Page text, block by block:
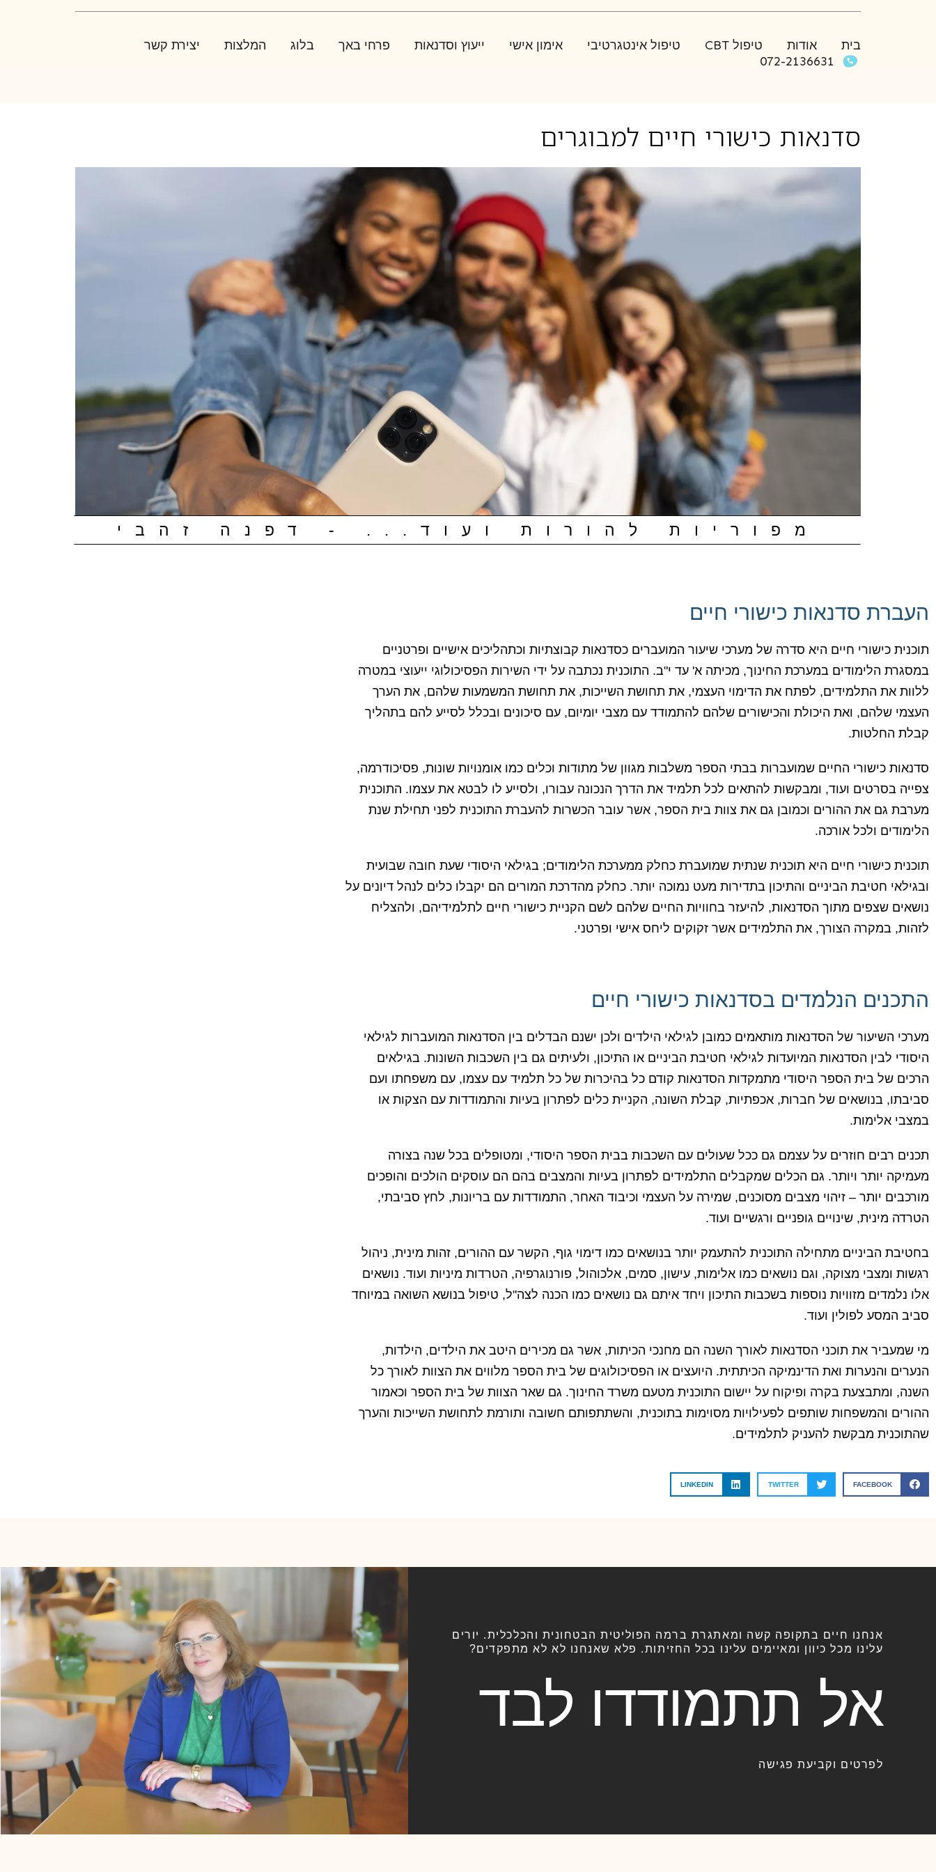
בית אודות טיפול CBT טיפול אינטגרטיבי אימון אישי ייעוץ וסדנאות פרחי באך בלוג המלצות
יצירת קשר
072-2136631
סדנאות כישורי חיים למבוגרים
מפוריות להורות ועוד... - דפנה זהבי
העברת סדנאות כישורי חיים
תוכנית כישורי חיים היא סדרה של מערכי שיעור המועברים כסדנאות קבוצתיות וכתהליכים אישיים ופרטניים
במסגרת הלימודים במערכת החינוך, מכיתה א' עד י"ב. התוכנית נכתבה על ידי השירות הפסיכולוגי ייעוצי במטרה
ללוות את התלמידים, לפתח את הדימוי העצמי, את תחושת השייכות, את תחושת המשמעות שלהם, את הערך
העצמי שלהם, ואת היכולת והכישורים שלהם להתמודד עם מצבי יומיום, עם סיכונים ובכלל לסייע להם בתהליך
קבלת החלטות.
סדנאות כישורי החיים שמועברות בבתי הספר משלבות מגוון של מתודות וכלים כמו אומנויות שונות, פסיכודרמה,
צפייה בסרטים ועוד, ומבקשות להתאים לכל תלמיד את הדרך הנכונה עבורו, ולסייע לו לבטא את עצמו. התוכנית
מערבת גם את ההורים וכמובן גם את צוות בית הספר, אשר עובר הכשרות להעברת התוכנית לפני תחילת שנת
הלימודים ולכל אורכה.
תוכנית כישורי חיים היא תוכנית שנתית שמועברת כחלק ממערכת הלימודים; בגילאי היסודי שעת חובה שבועית
ובגילאי חטיבת הביניים והתיכון בתדירות מעט נמוכה יותר. כחלק מהדרכת המורים הם יקבלו כלים לנהל דיונים על
נושאים שצפים מתוך הסדנאות, להיעזר בחוויות החיים שלהם לשם הקניית כישורי חיים לתלמידיהם, ולהצליח
לזהות, במקרה הצורך, את התלמידים אשר זקוקים ליחס אישי ופרטני.
התכנים הנלמדים בסדנאות כישורי חיים
מערכי השיעור של הסדנאות מותאמים כמובן לגילאי הילדים ולכן ישנם הבדלים בין הסדנאות המועברות לגילאי
היסודי לבין הסדנאות המיועדות לגילאי חטיבת הביניים או התיכון, ולעיתים גם בין השכבות השונות. בגילאים
הרכים של בית הספר היסודי מתמקדות הסדנאות קודם כל בהיכרות של כל תלמיד עם עצמו, עם משפחתו ועם
סביבתו, בנושאים של חברות, אכפתיות, קבלת השונה, הקניית כלים לפתרון בעיות והתמודדות עם הצקות או
במצבי אלימות.
תכנים רבים חוזרים על עצמם גם ככל שעולים עם השכבות בבית הספר היסודי, ומטופלים בכל שנה בצורה
מעמיקה יותר ויותר. גם הכלים שמקבלים התלמידים לפתרון בעיות והמצבים בהם הם עוסקים הולכים והופכים
מורכבים יותר – זיהוי מצבים מסוכנים, שמירה על העצמי וכיבוד האחר, התמודדות עם בריונות, לחץ סביבתי,
הטרדה מינית, שינויים גופניים ורגשיים ועוד.
בחטיבת הביניים מתחילה התוכנית להתעמק יותר בנושאים כמו דימוי גוף, הקשר עם ההורים, זהות מינית, ניהול
רגשות ומצבי מצוקה, וגם נושאים כמו אלימות, עישון, סמים, אלכוהול, פורנוגרפיה, הטרדות מיניות ועוד. נושאים
אלו נלמדים מזוויות נוספות בשכבות התיכון ויחד איתם גם נושאים כמו הכנה לצה"ל, טיפול בנושא השואה במיוחד
סביב המסע לפולין ועוד.
מי שמעביר את תוכני הסדנאות לאורך השנה הם מחנכי הכיתות, אשר גם מכירים היטב את הילדים, הילדות,
הנערים והנערות ואת הדינמיקה הכיתתית. היועצים או הפסיכולוגים של בית הספר מלווים את הצוות לאורך כל
השנה, ומתבצעת בקרה ופיקוח על יישום התוכנית מטעם משרד החינוך. גם שאר הצוות של בית הספר וכאמור
ההורים והמשפחות שותפים לפעילויות מסוימות בתוכנית, והשתתפותם חשובה ותורמת לתחושת השייכות והערך
שהתוכנית מבקשת להעניק לתלמידים.
FACEBOOK
TWITTER
LINKEDIN
אנחנו חיים בתקופה קשה ומאתגרת ברמה הפוליטית הבטחונית והכלכלית. יורים
עלינו מכל כיוון ומאיימים עלינו בכל החזיתות. פלא שאנחנו לא לא מתפקדים?
אל תתמודדו לבד
לפרטים וקביעת פגישה